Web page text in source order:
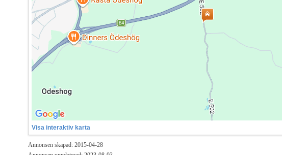
Visa interaktiv karta
Annonsen skapad: 2015-04-28